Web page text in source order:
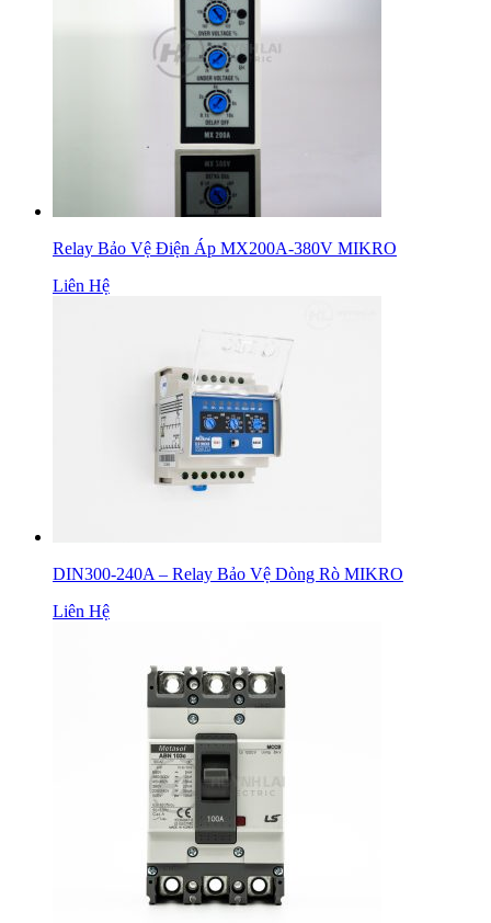
Relay Bảo Vệ Điện Áp MX200A-380V MIKRO
Liên Hệ
DIN300-240A – Relay Bảo Vệ Dòng Rò MIKRO
Liên Hệ